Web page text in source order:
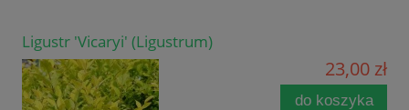
Ligustr 'Vicaryi' (Ligustrum)
23,00 zł
do koszyka